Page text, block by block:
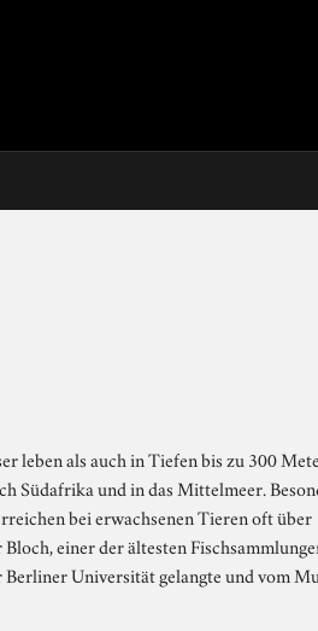
leben als auch in Tiefen bis zu 300
Südafrika und in das Mittelmeer.
bei erwachsenen Tieren oft über
einer der ältesten
Universität gelangte und vom